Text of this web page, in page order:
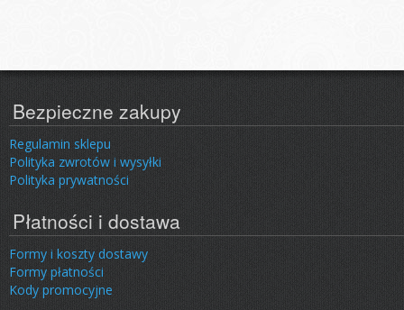
Bezpieczne zakupy
Regulamin sklepu
Polityka zwrotów i wysyłki
Polityka prywatności
Płatności i dostawa
Formy i koszty dostawy
Formy płatności
Kody promocyjne